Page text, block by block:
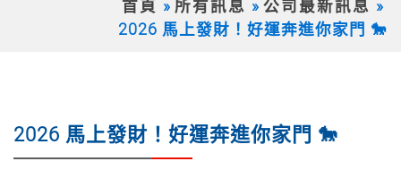
首頁 所有訊息
公司最新訊息
2026 馬上發財！好運奔進你家門 🐎
2026 馬上發財！好運奔進你家門 🐎